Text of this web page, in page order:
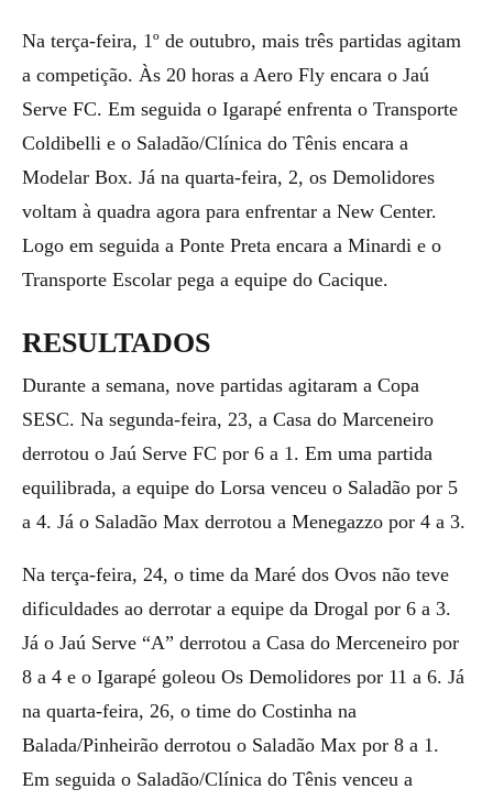
Na terça-feira, 1º de outubro, mais três partidas agitam
a competição. Às 20 horas a Aero Fly encara o Jaú
Serve FC. Em seguida o Igarapé enfrenta o Transporte
Coldibelli e o Saladão/Clínica do Tênis encara a
Modelar Box. Já na quarta-feira, 2, os Demolidores
voltam à quadra agora para enfrentar a New Center.
Logo em seguida a Ponte Preta encara a Minardi e o
Transporte Escolar pega a equipe do Cacique.
RESULTADOS
Durante a semana, nove partidas agitaram a Copa
SESC. Na segunda-feira, 23, a Casa do Marceneiro
derrotou o Jaú Serve FC por 6 a 1. Em uma partida
equilibrada, a equipe do Lorsa venceu o Saladão por 5
a 4. Já o Saladão Max derrotou a Menegazzo por 4 a 3.
Na terça-feira, 24, o time da Maré dos Ovos não teve
dificuldades ao derrotar a equipe da Drogal por 6 a 3.
Já o Jaú Serve “A” derrotou a Casa do Merceneiro por
8 a 4 e o Igarapé goleou Os Demolidores por 11 a 6. Já
na quarta-feira, 26, o time do Costinha na
Balada/Pinheirão derrotou o Saladão Max por 8 a 1.
Em seguida o Saladão/Clínica do Tênis venceu a